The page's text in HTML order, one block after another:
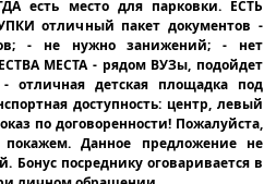
есть место для парковки. ЕСТЬ
отличный пакет документов -
- не нужно занижений; - нет
МЕСТА - рядом ВУЗы, подойдет
отличная детская площадка под
доступность: центр, левый
по договоренности! Пожалуйста,
покажем. Данное предложение не
Бонус посреднику оговаривается в